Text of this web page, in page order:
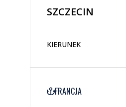
SZCZECIN
KIERUNEK
FRANCJA